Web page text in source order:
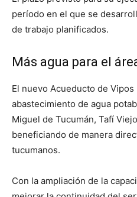
período en el que se
de trabajo planificados.
Más agua para el
El nuevo Acueducto de
abastecimiento de agua
Miguel de Tucumán, Tafí
beneficiando de manera
tucumanos.
Con la ampliación de la